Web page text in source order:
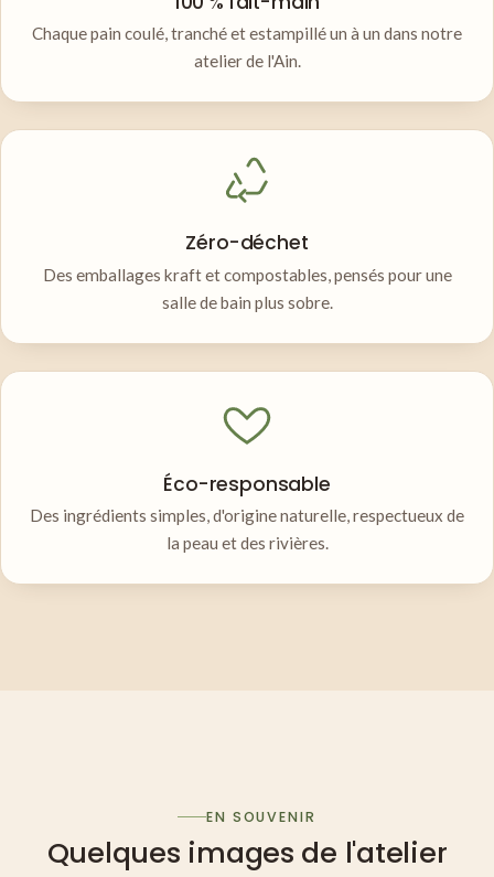
Chaque pain coulé, tranché et estampillé un à un dans notre
atelier de l'Ain.
Zéro-déchet
Des emballages kraft et compostables, pensés pour une
salle de bain plus sobre.
Éco-responsable
Des ingrédients simples, d'origine naturelle, respectueux de
la peau et des rivières.
EN SOUVENIR
Quelques images de l'atelier